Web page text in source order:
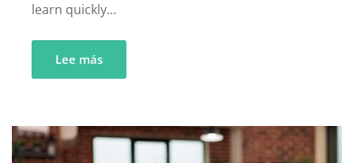
learn quickly...
Lee más